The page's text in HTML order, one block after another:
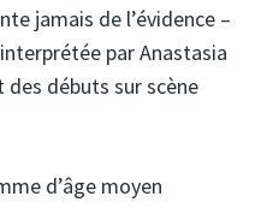
jamais de l’évidence –
par Anastasia
débuts sur scène
d’âge moyen